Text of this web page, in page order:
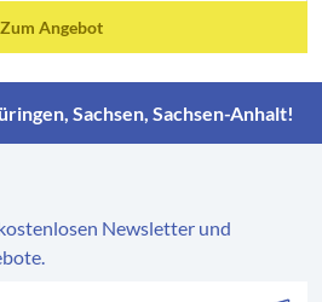
Zum Angebot
Sachsen, Sachsen-Anhalt!
Newsletter und